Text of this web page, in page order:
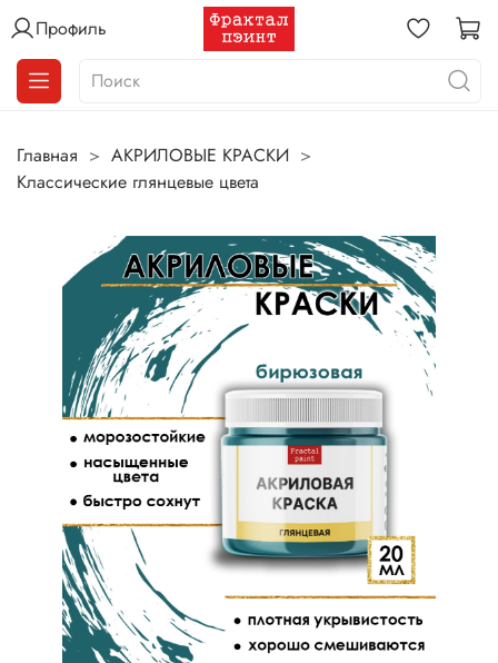
Профиль
Главная
АКРИЛОВЫЕ КРАСКИ
Классические глянцевые цвета